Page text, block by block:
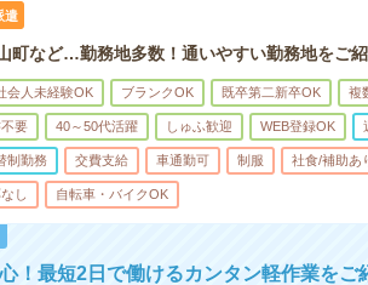
遣
町など…勤務地多数！通いやすい勤務地をご紹
会人未経験OK ブランクOK 既卒第二新卒OK 複
要 40～50代活躍 しゅふ歓迎 WEB登録OK
制勤務 交費支給 車通勤可 制服 社食/補助あ
し 自転車・バイクOK
！最短2日で働けるカンタン軽作業をご